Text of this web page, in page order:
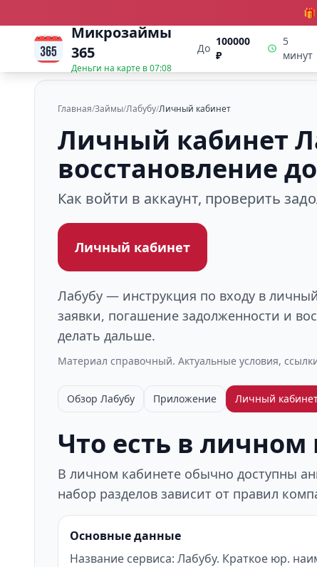
Микрозаймы
365
Деньги на карте в07:08
До
100000
₽
5
минут
Главная/Займы/Лабубу/Личный кабинет
Личный кабинет
восстановление
Как войти в аккаунт, проверить
Личный кабинет
Лабубу — инструкция по входу в
заявки, погашение задолженности и
делать дальше.
Материал справочный. Актуальные условия,
Обзор Лабубу Приложение Личный
Что есть в личном
В личном кабинете обычно доступны
набор разделов зависит от правил
Основные данные
Название сервиса: Лабубу. Краткое юр.